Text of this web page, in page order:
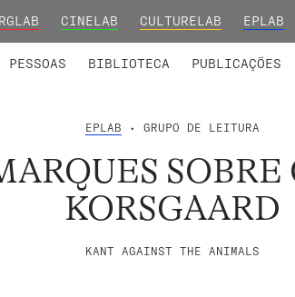
CINELAB CULTURELAB EPLAB
PESSOAS BIBLIOTECA PUBLICAÇÕES
EPLAB • GRUPO DE LEITURA
KORSGAARD
KANT AGAINST THE ANIMALS